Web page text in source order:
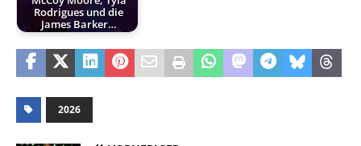
Rodrigues und die
James Barker…
2026